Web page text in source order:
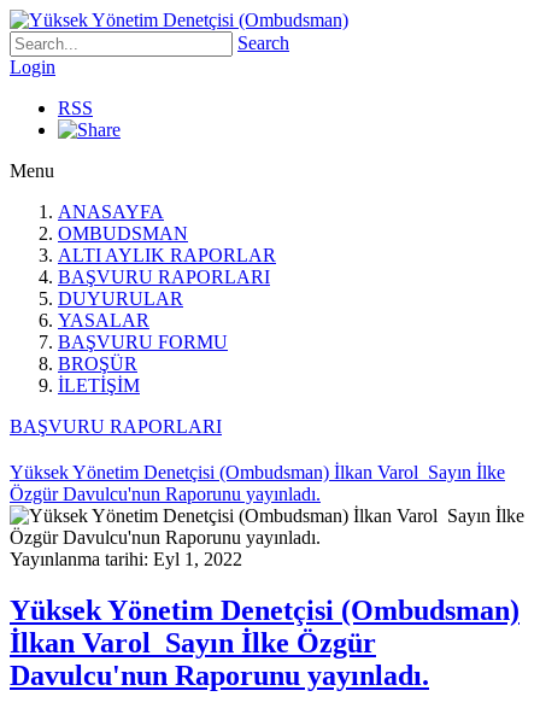
Search
Login
RSS
Menu
ANASAYFA
OMBUDSMAN
ALTI AYLIK RAPORLAR
BAŞVURU RAPORLARI
DUYURULAR
YASALAR
BAŞVURU FORMU
BROŞÜR
İLETİŞİM
BAŞVURU RAPORLARI
Yüksek Yönetim Denetçisi (Ombudsman) İlkan Varol Sayın İlke
Özgür Davulcu'nun Raporunu yayınladı.
Yayınlanma tarihi: Eyl 1, 2022
Yüksek Yönetim Denetçisi (Ombudsman)
İlkan Varol Sayın İlke Özgür
Davulcu'nun Raporunu yayınladı.